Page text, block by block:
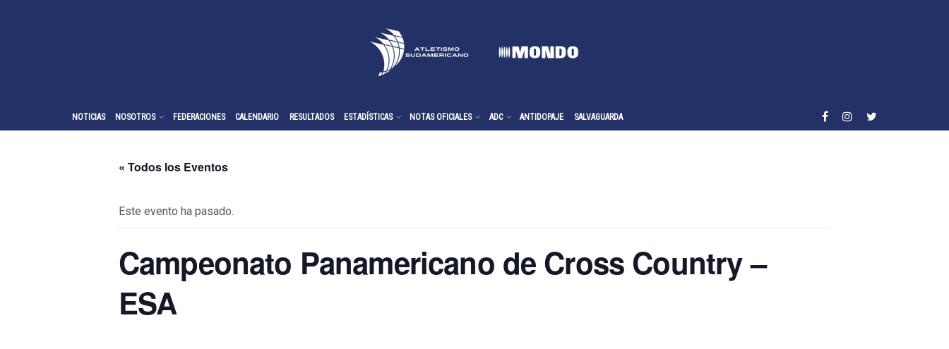
NOTICIAS NOSOTROS FEDERACIONES CALENDARIO RESULTADOS ESTADÍSTICAS NOTAS OFICIALES ADC ANTIDOPAJE SALVAGUARDA
« Todos los Eventos
Este evento ha pasado.
Campeonato Panamericano de Cross Country –
ESA